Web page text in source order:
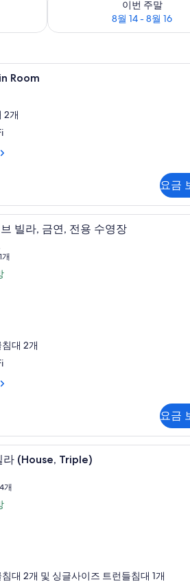
이번 주말
8월 14 - 8월 16
고급 침구, 필로우탑 침대,
Room
2개
요금
이그제큐티브 빌라, 금연,
빌라, 금연, 전용 수영장
10점
개
대 2개
요금
프리미어 빌라 (House,
라 (House, Triple)
점
개
대 2개 및 싱글사이즈 트런들침대 1개